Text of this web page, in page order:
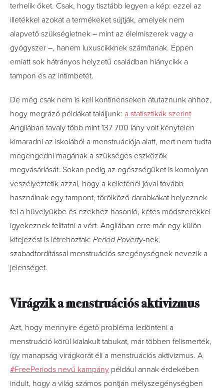
terhelik őket. Csak, hogy tisztább legyen a kép: ezzel az
illetékkel azokat a termékeket sújtják, amelyek nem
alapvető szükségletnek – mint az élelmiszerek vagy a
gyógyszer –, hanem luxuscikknek számítanak. Éppen
emiatt sok hátrányos helyzetű családban hiánycikk a
tampon és az intimbetét.
De még csak nem is kell kontinenseken átutaznunk ahhoz,
hogy megrázó példákat találjunk: a statisztikák szerint
Angliában tavaly több mint 137 700 lány volt kénytelen
kimaradni az iskolából a menstruációja alatt, mert nem tudta
megengedni magának a szükséges eszközök
megvásárlását. Sokan pedig az egészségüket is komolyan
veszélyeztetik azzal, hogy a kelleténél jóval tovább
használnak egy tampont, törölköző darabkákat helyeznek
fel a hüvelyükbe és ezekhez hasonló, kétes módszerekkel
igyekeznek felitatni a vért. Angliában erre már egy külön
kifejezést is létrehoztak: Period Poverty-nek,
szabadfordítással menstruációs szegénységnek nevezik a
jelenséget.
Virágzik a menstruációs aktivizmus
Azt, hogy mennyire égető probléma ledönteni a
menstruáció körül kialakult tabukat, már többen felismerték,
így manapság virágkorát éli a menstruációs aktivizmus. A
#FreePeriods nevű kampány például annak érdekében
indult, hogy a világ számos pontján mélyszegénységben